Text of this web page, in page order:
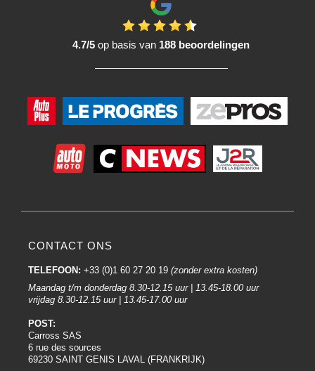
4.7/5 op basis van 188 beoordelingen
CONTACT ONS
TELEFOON: +33 (0)1 60 27 20 19 (zonder extra kosten)
Maandag t/m donderdag 8.30-12.15 uur | 13.45-18.00 uur
vrijdag 8.30-12.15 uur | 13.45-17.00 uur
POST:
Carross SAS
6 rue des sources
69230 SAINT GENIS LAVAL (FRANKRIJK)